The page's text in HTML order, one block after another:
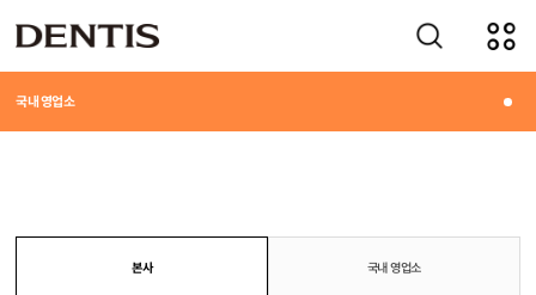
기업소개
국내 영업소
본사 국내 영업소